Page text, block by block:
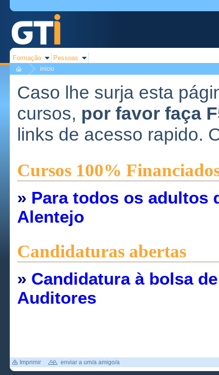
Formação Pessoas
início
Caso lhe surja esta
cursos, por favor faça
links de acesso rapido.
Cursos 100%
» Para todos os adultos
Alentejo
Candidaturas abertas
» Candidatura à bolsa
Auditores
Imprimir enviar a um/a amigo/a